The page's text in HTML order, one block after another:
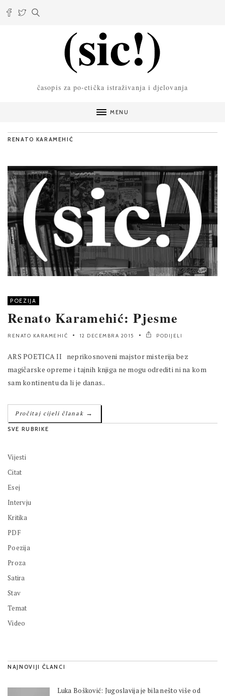
časopis za po-etička istraživanja i djelovanja
MENU
RENATO KARAMEHIĆ
POEZIJA
Renato Karamehić: Pjesme
RENATO KARAMEHIĆ 12 DECEMBRA 2015 PODIJELI
ARS POETICA II neprikosnoveni majstor misterija bez
magičarske opreme i tajnih knjiga ne mogu odrediti ni na kom
sam kontinentu da li je danas..
Pročitaj cijeli članak →
SVE RUBRIKE
Vijesti
Citat
Esej
Intervju
Kritika
PDF
Poezija
Proza
Satira
Stav
Temat
Video
NAJNOVIJI ČLANCI
Luka Bošković: Jugoslavija je bila nešto više od